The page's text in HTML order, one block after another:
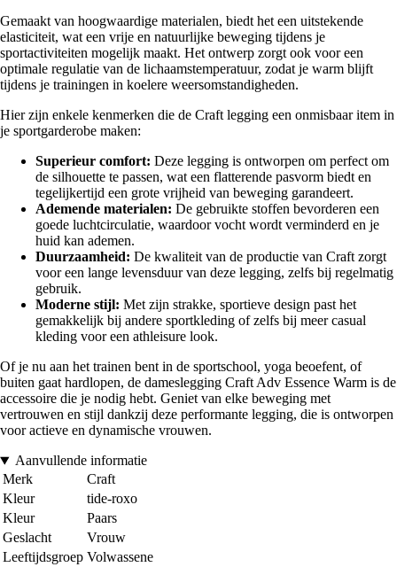
Gemaakt van hoogwaardige materialen, biedt het een uitstekende
elasticiteit, wat een vrije en natuurlijke beweging tijdens je
sportactiviteiten mogelijk maakt. Het ontwerp zorgt ook voor een
optimale regulatie van de lichaamstemperatuur, zodat je warm blijft
tijdens je trainingen in koelere weersomstandigheden.
Hier zijn enkele kenmerken die de Craft legging een onmisbaar item in
je sportgarderobe maken:
Superieur comfort: Deze legging is ontworpen om perfect om
de silhouette te passen, wat een flatterende pasvorm biedt en
tegelijkertijd een grote vrijheid van beweging garandeert.
Ademende materialen: De gebruikte stoffen bevorderen een
goede luchtcirculatie, waardoor vocht wordt verminderd en je
huid kan ademen.
Duurzaamheid: De kwaliteit van de productie van Craft zorgt
voor een lange levensduur van deze legging, zelfs bij regelmatig
gebruik.
Moderne stijl: Met zijn strakke, sportieve design past het
gemakkelijk bij andere sportkleding of zelfs bij meer casual
kleding voor een athleisure look.
Of je nu aan het trainen bent in de sportschool, yoga beoefent, of
buiten gaat hardlopen, de dameslegging Craft Adv Essence Warm is de
accessoire die je nodig hebt. Geniet van elke beweging met
vertrouwen en stijl dankzij deze performante legging, die is ontworpen
voor actieve en dynamische vrouwen.
Aanvullende informatie
Merk
Craft
Kleur
tide-roxo
Kleur
Paars
Geslacht
Vrouw
Leeftijdsgroep Volwassene